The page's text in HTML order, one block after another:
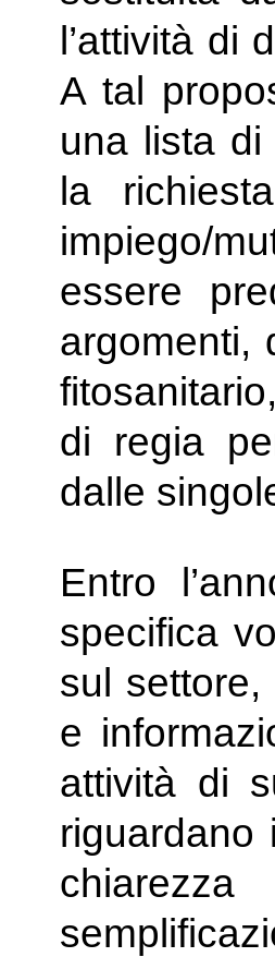
l’attività di
A tal
una lista di
la
impiego/
essere
argomenti,
di regia
dalle
Entro
specifica
sul
e
attività di
riguardano